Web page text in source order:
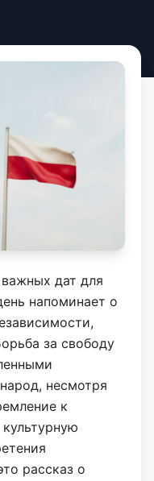
дат для
напоминает о
за свободу
несмотря
к
рассказ о